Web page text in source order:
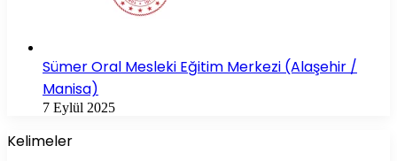
Sümer Oral Mesleki Eğitim Merkezi (Alaşehir /
Manisa)
7 Eylül 2025
Kelimeler